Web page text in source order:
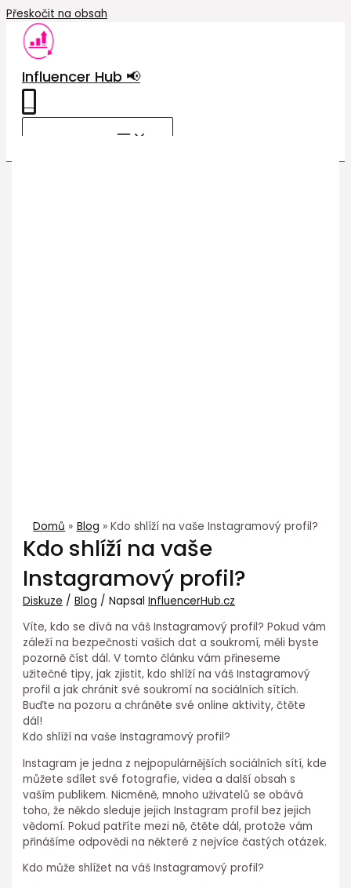
Přeskočit na obsah
Influencer Hub 📢
Domů Blog Kdo shlíží na vaše Instagramový profil?
Kdo shlíží na vaše
Instagramový profil?
Diskuze /Blog / NapsalInfluencerHub.cz
Víte, kdo se dívá na váš Instagramový profil? Pokud vám
záleží na bezpečnosti vašich dat a soukromí, měli byste
pozorně číst dál. V tomto článku vám přineseme
užitečné tipy, jak zjistit, kdo shlíží na váš Instagramový
profil a jak chránit své soukromí na sociálních sítích.
Buďte na pozoru a chráněte své online aktivity, čtěte
dál!
Kdo shlíží na vaše Instagramový profil?
Instagram je jedna z nejpopulárnějších sociálních sítí, kde
můžete sdílet své fotografie, videa a další obsah s
vaším publikem. Nicméně, mnoho uživatelů se obává
toho, že někdo sleduje jejich Instagram profil bez jejich
vědomí. Pokud patříte mezi ně, čtěte dál, protože vám
přinášíme odpovědi na některé z nejvíce častých otázek.
Kdo může shlížet na váš Instagramový profil?